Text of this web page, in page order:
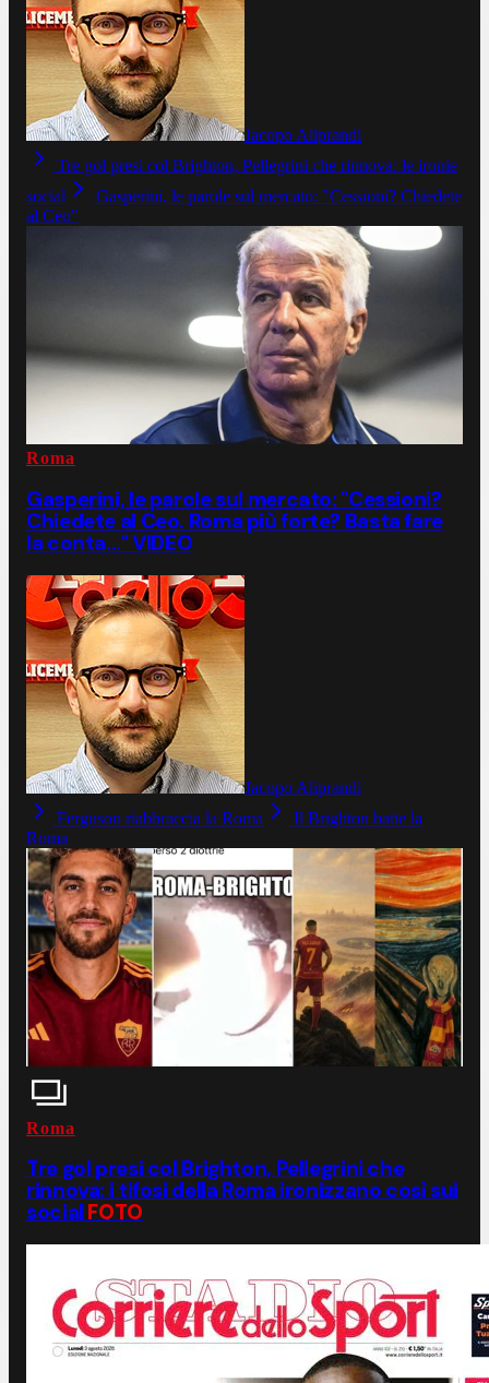
Jacopo Aliprandi
Tre gol presi col Brighton, Pellegrini che rinnova: le ironie
social
Gasperini, le parole sul mercato: "Cessioni? Chiedete
al Ceo"
Roma
Gasperini, le parole sul mercato: "Cessioni?
Chiedete al Ceo. Roma più forte? Basta fare
la conta..." VIDEO
Jacopo Aliprandi
Ferguson riabbraccia la Roma
Il Brighton batte la
Roma
Roma
Tre gol presi col Brighton, Pellegrini che
rinnova: i tifosi della Roma ironizzano così sui
social FOTO